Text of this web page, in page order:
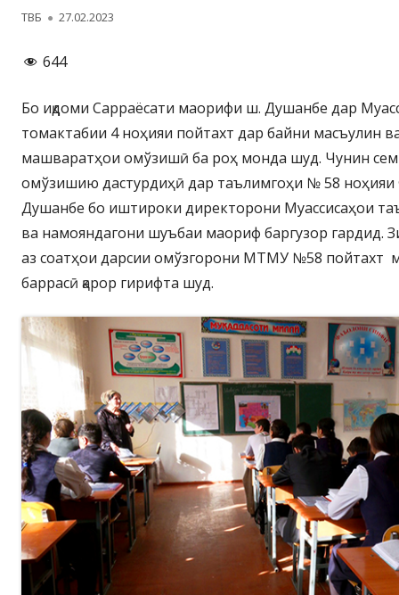
Автор
ТВБ Опубликовано
27.02.2023
644
Бо иқдоми Сарраёсати маорифи ш. Душанбе дар
томактабии 4 ноҳияи пойтахт дар байни масъулин
машваратҳои омўзишӣ ба роҳ монда шуд. Чунин
омўзишию дастурдиҳӣ дар таълимгоҳи № 58
Душанбе бо иштироки директорони Муассисаҳои
ва намояндагони шуъбаи маориф баргузор гардид.
аз соатҳои дарсии омўзгорони МТМУ №58 пойтахт
баррасӣ қарор гирифта шуд.